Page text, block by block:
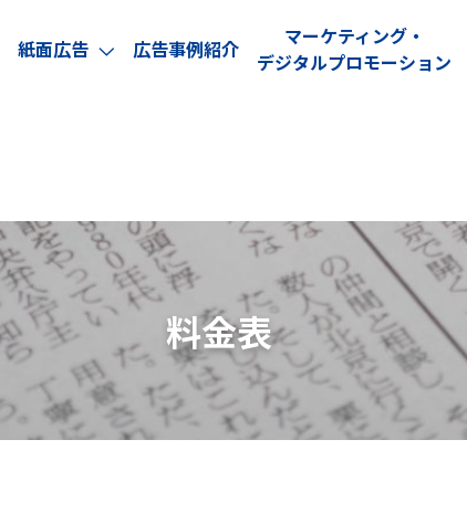
紙面広告 arrow_forward_ios 広告事例紹介
マーケティング・
デジタルプロモーション
料金表